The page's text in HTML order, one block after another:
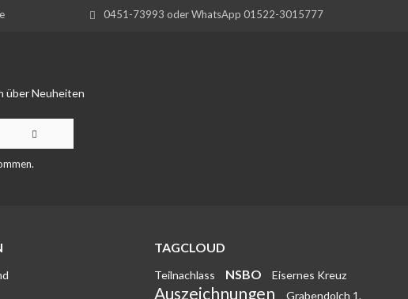
0451-73993 oder WhatsApp 01522-3015777
über Neuheiten
TAGCLOUD
Teilnachlass NSBO Eisernes Kreuz
Auszeichnungen Grabendolch 1.